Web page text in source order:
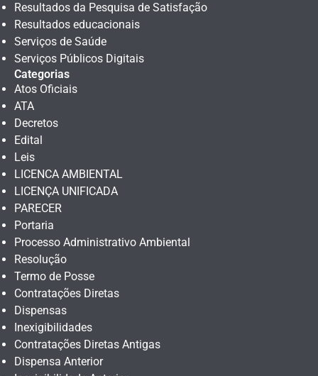
Resultados da Pesquisa de Satisfação
Resultados educacionais
Serviços de Saúde
Serviços Públicos Digitais
Categorias
Atos Oficiais
ATA
Decretos
Edital
Leis
LICENCA AMBIENTAL
LICENÇA UNIFICADA
PARECER
Portaria
Processo Administrativo Ambiental
Resolução
Termo de Posse
Contratações Diretas
Dispensas
Inexigibilidades
Contratações Diretas Antigas
Dispensa Anterior